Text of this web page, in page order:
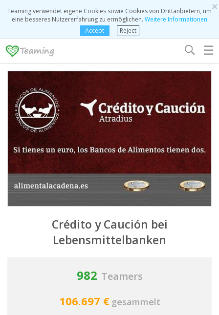
×
Teaming verwendet eigene Cookies sowie Cookies von Drittanbietern, um
eine besseres Nutzererfahrung zu ermöglichen. Weitere Informationen
Accept
Reject
☰
Crédito y Caución bei
Lebensmittelbanken
982 Teamers
106.697 € gesammelt